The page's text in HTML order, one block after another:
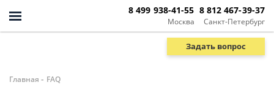
Москва
8 499 938-41-55
Санкт-Петербург
8 812 467-39-37
Задать вопрос
Главная - FAQ